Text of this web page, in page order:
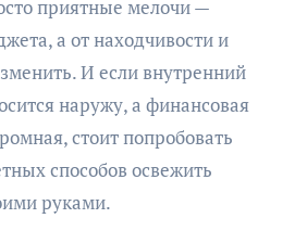
приятные мелочи —
а от находчивости и
И если внутренний
наружу, а финансовая
стоит попробовать
способов освежить
руками.